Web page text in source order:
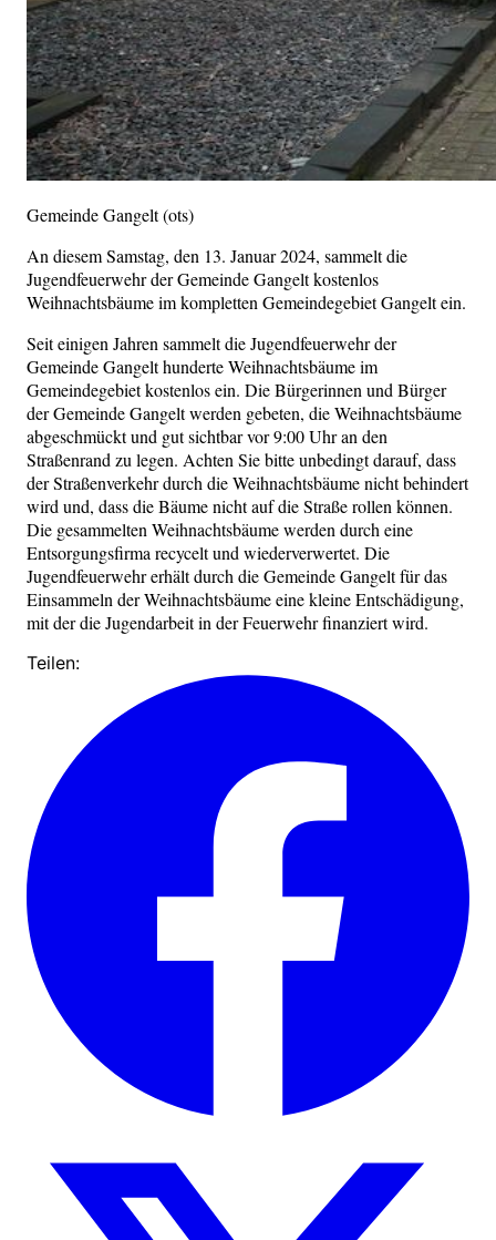
Gemeinde Gangelt (ots)
An diesem Samstag, den 13. Januar 2024, sammelt die
Jugendfeuerwehr der Gemeinde Gangelt kostenlos
Weihnachtsbäume im kompletten Gemeindegebiet Gangelt ein.
Seit einigen Jahren sammelt die Jugendfeuerwehr der
Gemeinde Gangelt hunderte Weihnachtsbäume im
Gemeindegebiet kostenlos ein. Die Bürgerinnen und Bürger
der Gemeinde Gangelt werden gebeten, die Weihnachtsbäume
abgeschmückt und gut sichtbar vor 9:00 Uhr an den
Straßenrand zu legen. Achten Sie bitte unbedingt darauf, dass
der Straßenverkehr durch die Weihnachtsbäume nicht behindert
wird und, dass die Bäume nicht auf die Straße rollen können.
Die gesammelten Weihnachtsbäume werden durch eine
Entsorgungsfirma recycelt und wiederverwertet. Die
Jugendfeuerwehr erhält durch die Gemeinde Gangelt für das
Einsammeln der Weihnachtsbäume eine kleine Entschädigung,
mit der die Jugendarbeit in der Feuerwehr finanziert wird.
Teilen: